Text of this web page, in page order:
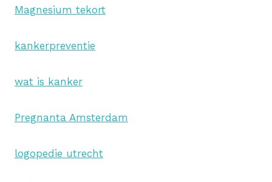
Magnesium tekort
kankerpreventie
wat is kanker
Pregnanta Amsterdam
logopedie utrecht